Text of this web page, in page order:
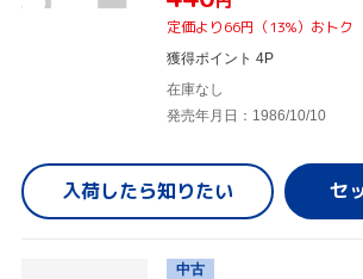
定価より66円（13%）おトク
獲得ポイント 4P
在庫なし
発売年月日：1986/10/10
入荷したら知りたい
中古